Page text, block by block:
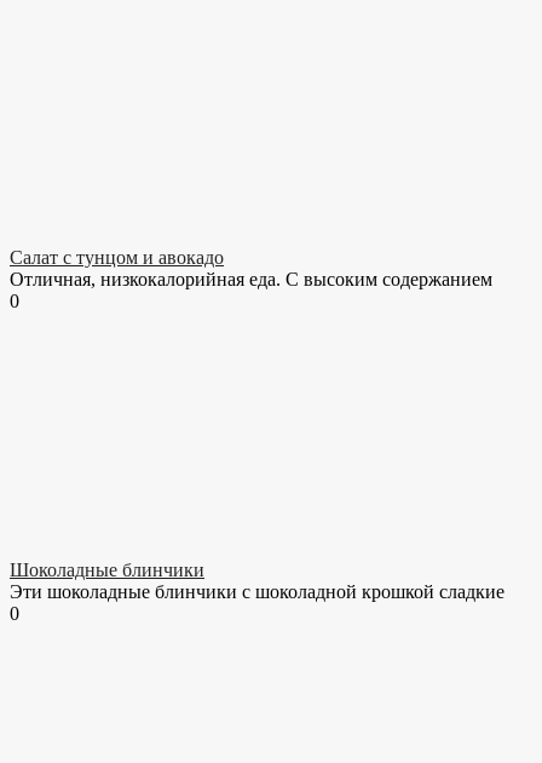
Салат с тунцом и авокадо
Отличная, низкокалорийная еда. С высоким содержанием
0
Шоколадные блинчики
Эти шоколадные блинчики с шоколадной крошкой сладкие
0